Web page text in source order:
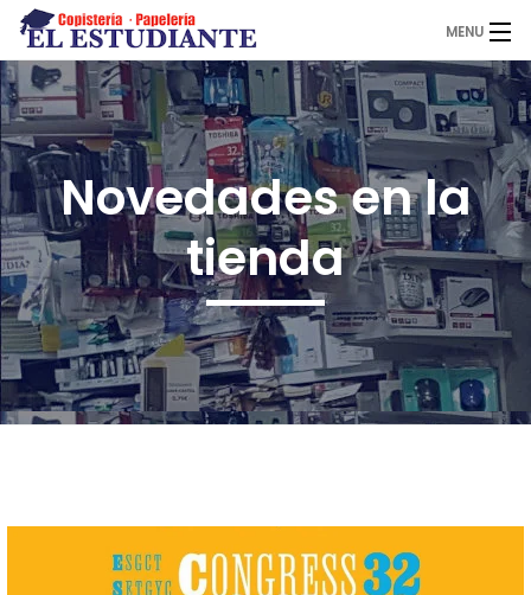
MENU
El Estudiante
Copistería
Papelería
Servicios
¿Quiénes Somos?
Novedades en la
tienda